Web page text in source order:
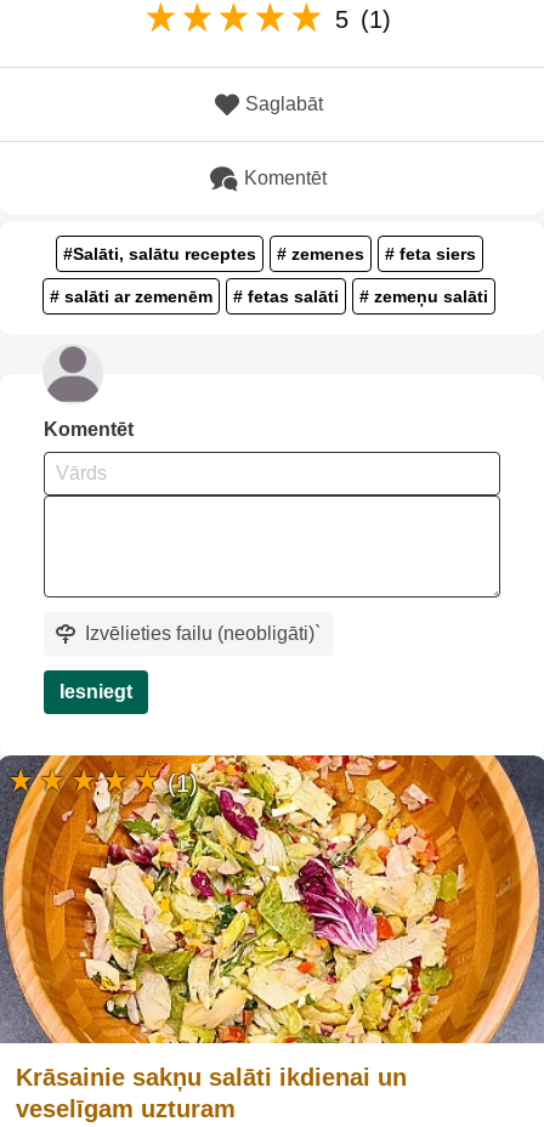
5 (1)
Saglabāt
Komentēt
#Salāti, salātu receptes # zemenes # feta siers
# salāti ar zemenēm # fetas salāti # zemeņu salāti
Komentēt
Izvēlieties failu (neobligāti)`
Iesniegt
Krāsainie sakņu salāti ikdienai un
veselīgam uzturam
(1)